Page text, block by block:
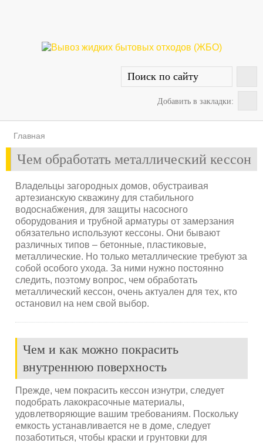
Добавить в закладки:
Главная
Чем обработать металлический кессон
Владельцы загородных домов, обустраивая
артезианскую скважину для стабильного
водоснабжения, для защиты насосного
оборудования и трубной арматуры от замерзания
обязательно используют кессоны. Они бывают
различных типов – бетонные, пластиковые,
металлические. Но только металлические требуют за
собой особого ухода. За ними нужно постоянно
следить, поэтому вопрос, чем обработать
металлический кессон, очень актуален для тех, кто
остановил на нем свой выбор.
Чем и как можно покрасить
внутреннюю поверхность
Прежде, чем покрасить кессон изнутри, следует
подобрать лакокрасочные материалы,
удовлетворяющие вашим требованиям. Поскольку
емкость устанавливается не в доме, следует
позаботиться, чтобы краски и грунтовки для